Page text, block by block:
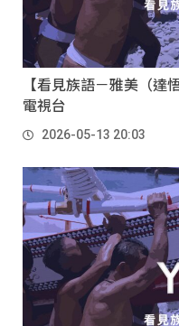
【看見族語－雅美（達
電視台
2026-05-13 20:03